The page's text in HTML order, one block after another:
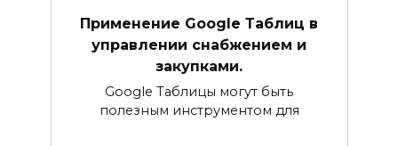
Применение Google Таблиц в
управлении снабжением и
закупками.
Google Таблицы могут быть
полезным инструментом для